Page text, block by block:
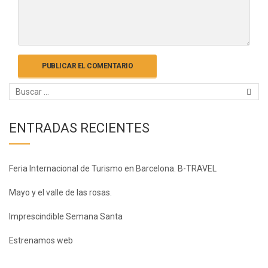
ENTRADAS RECIENTES
Feria Internacional de Turismo en Barcelona. B-TRAVEL
Mayo y el valle de las rosas.
Imprescindible Semana Santa
Estrenamos web